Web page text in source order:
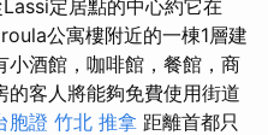
定居點的中心約它在
公寓樓附近的一棟1層建
小酒館，咖啡館，餐館，商
的客人將能夠免費使用街道
胞證 竹北 推拿 距離首都只